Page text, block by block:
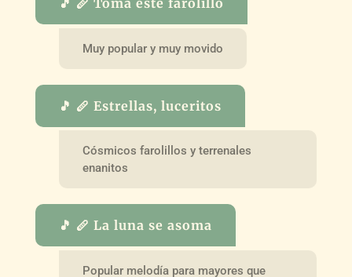
Muy popular y muy movido
🎵 🪈 Estrellas, luceritos
Cósmicos farolillos y terrenales
enanitos
🎵 🪈 La luna se asoma
Popular melodía para mayores que